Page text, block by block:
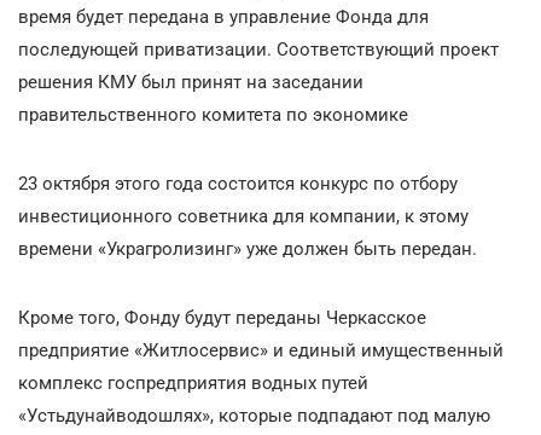
время будет передана в управление Фонда для
последующей приватизации. Соответствующий проект
решения КМУ был принят на заседании
правительственного комитета по экономике
23 октября этого года состоится конкурс по отбору
инвестиционного советника для компании, к этому
времени «Украгролизинг» уже должен быть передан.
Кроме того, Фонду будут переданы Черкасское
предприятие «Житлосервис» и единый имущественный
комплекс госпредприятия водных путей
«Устьдунайводошлях», которые подпадают под малую